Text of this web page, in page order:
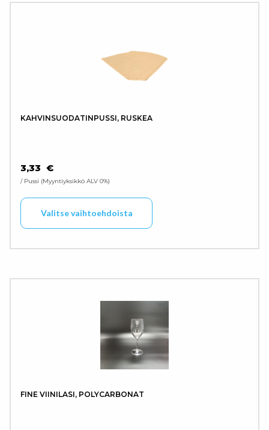
KAHVINSUODATINPUSSI, RUSKEA
3,33 €
/ Pussi Myyntiyksikkö ALV 0%
Valitse vaihtoehdoista
FINE VIINILASI, POLYCARBONAT